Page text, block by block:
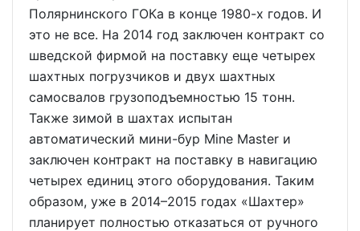
Полярнинского ГОКа в конце 1980-х годов. И
это не все. На 2014 год заключен контракт со
шведской фирмой на поставку еще четырех
шахтных погрузчиков и двух шахтных
самосвалов грузоподъемностью 15 тонн.
Также зимой в шахтах испытан
автоматический мини-бур Mine Master и
заключен контракт на поставку в навигацию
четырех единиц этого оборудования. Таким
образом, уже в 2014–2015 годах «Шахтер»
планирует полностью отказаться от ручного